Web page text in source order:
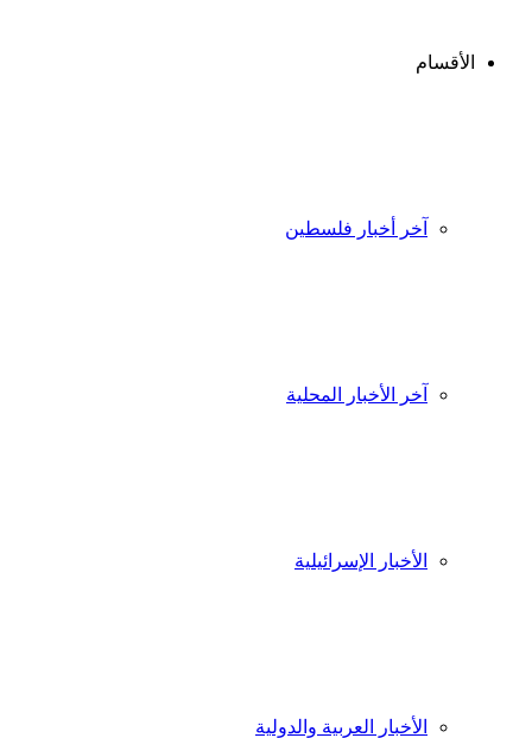
الأقسام
آخر أخبار فلسطين
آخر الأخبار المحلية
الأخبار الإسرائيلية
الأخبار العربية والدولية